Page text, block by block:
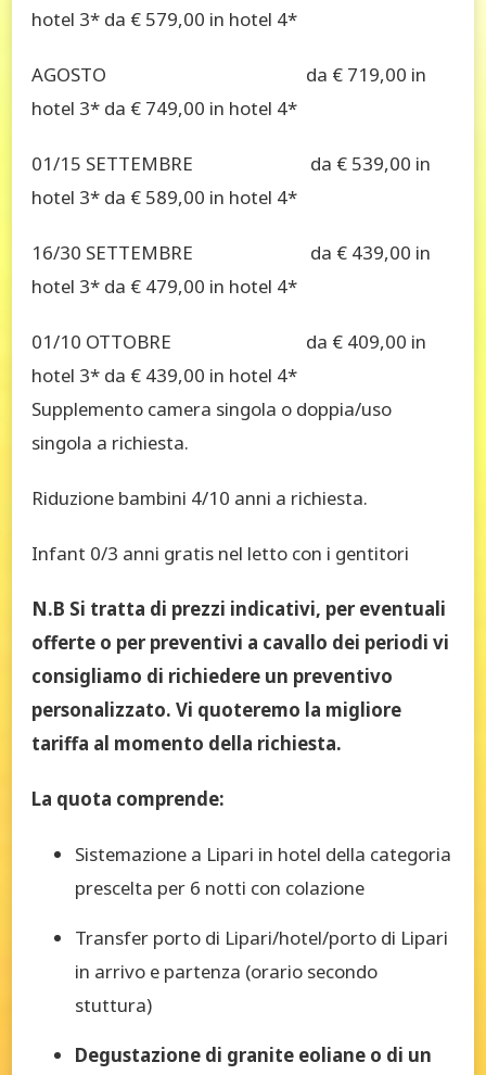
hotel 3* da € 579,00 in hotel 4*
AGOSTO da € 719,00 in
hotel 3* da € 749,00 in hotel 4*
01/15 SETTEMBRE da € 539,00 in
hotel 3* da € 589,00 in hotel 4*
16/30 SETTEMBRE da € 439,00 in
hotel 3* da € 479,00 in hotel 4*
01/10 OTTOBRE da € 409,00 in
hotel 3* da € 439,00 in hotel 4*
Supplemento camera singola o doppia/uso
singola a richiesta.
Riduzione bambini 4/10 anni a richiesta.
Infant 0/3 anni gratis nel letto con i gentitori
N.B Si tratta di prezzi indicativi, per eventuali
offerte o per preventivi a cavallo dei periodi vi
consigliamo di richiedere un preventivo
personalizzato. Vi quoteremo la migliore
tariffa al momento della richiesta.
La quota comprende:
Sistemazione a Lipari in hotel della categoria
prescelta per 6 notti con colazione
Transfer porto di Lipari/hotel/porto di Lipari
in arrivo e partenza (orario secondo
stuttura)
Degustazione di granite eoliane o di un